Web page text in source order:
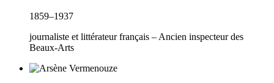
1859–1937
journaliste et littérateur français – Ancien inspecteur des
Beaux-Arts